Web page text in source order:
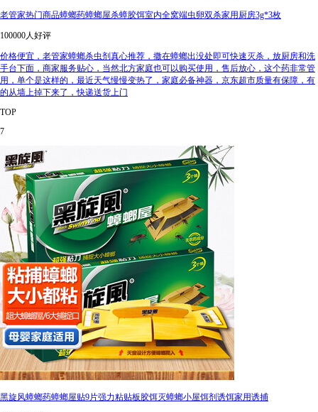
老管家热门商品蟑螂药蟑螂屋杀蟑胶饵室内全窝端虫卵双杀家用厨房3g*3枚
100000人好评
价格便宜，老管家蟑螂杀虫剂真心推荐，撒在蟑螂出没处即可快速灭杀，放厨房和洗
手台下面，商家服务贴心，当然北方家庭也可以购买使用，售后放心，这个药非常管
用，单个是这样的，最近天气慢慢变热了，家庭必备神器，京东超市质量有保障，有
的从墙上掉下来了，快递送货上门
TOP
7
黑旋风蟑螂药蟑螂屋贴9片强力粘贴板胶饵灭蟑螂小屋饵剂诱饵家用诱捕